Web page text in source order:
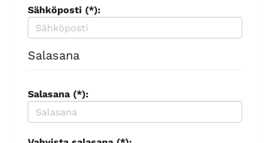
Sähköposti (*):
Salasana
Salasana (*):